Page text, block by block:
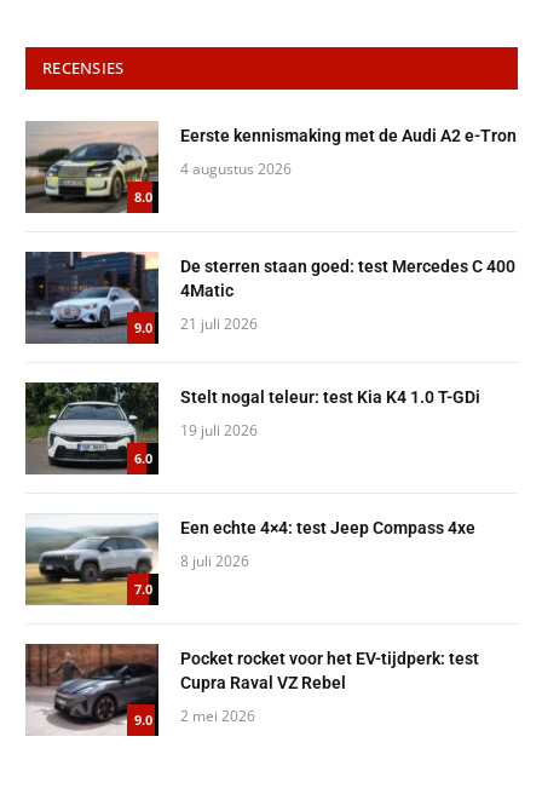
RECENSIES
8.0
Eerste kennismaking met de Audi A2 e-Tron
4 augustus 2026
9.0
De sterren staan goed: test Mercedes C 400
4Matic
21 juli 2026
6.0
Stelt nogal teleur: test Kia K4 1.0 T-GDi
19 juli 2026
7.0
Een echte 4×4: test Jeep Compass 4xe
8 juli 2026
9.0
Pocket rocket voor het EV-tijdperk: test
Cupra Raval VZ Rebel
2 mei 2026